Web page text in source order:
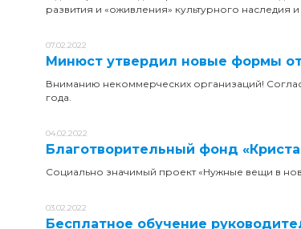
развития и «оживления» культурного наследия
07.02.2022
Минюст утвердил новые формы
Вниманию некоммерческих организаций!
года.
04.02.2022
Благотворительный фонд
Социально значимый проект «Нужные вещи в
03.02.2022
Бесплатное обучение